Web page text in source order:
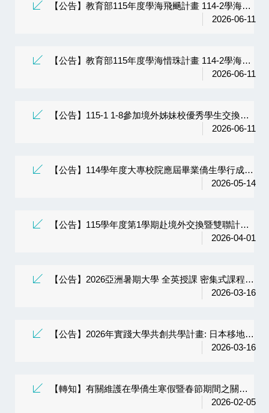
【公告】教育部115年度學海飛颺計畫 114-2學海飛颺獎助學金獲獎名單
2026-06-11
【公告】教育部115年度學海惜珠計畫 114-2學海惜珠獎助學金獲獎名單
2026-06-11
【公告】115-1 1-8參加境外姊妹校優秀學生交換計畫獎學金獲獎名單
2026-06-11
【公告】114學年度大專校院應屆畢業僑生學行成績傑出及優良獎狀
2026-05-14
【公告】115學年度第1學期赴境外交換暨雙聯計畫初選名單
2026-04-01
【公告】2026亞洲暑期大學 全英授課 密集式課程 開始報名囉！
2026-03-16
【公告】2026年實踐大學共創共學計畫: 日本移地教學全英密集式課程「全球研究」開放申請
2026-03-16
【轉知】有關維護在學僑生寒假暨春節期間之關懷安全
2026-02-05